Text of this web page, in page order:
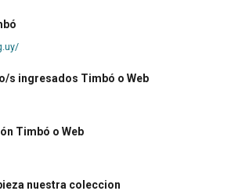
s ingresados Timbó o Web
Timbó o Web
nuestra coleccion